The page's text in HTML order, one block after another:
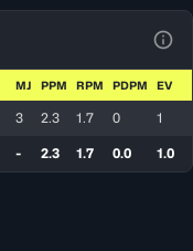
MJ PPM RPM PDPM EV
3 2.3 1.7 0 1
- 2.3 1.7 0.0 1.0